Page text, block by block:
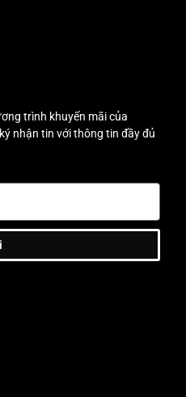
trình khuyến mãi của
nhận tin với thông tin đầy đủ